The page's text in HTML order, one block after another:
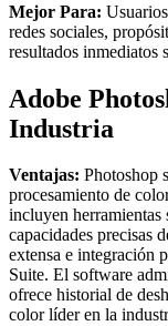
Mejor Para:
redes sociales,
resultados inmediatos
Adobe
Industria
Ventajas: Photoshop
procesamiento de
incluyen herramientas
capacidades precisas
extensa e integración
Suite. El software
ofrece historial de
color líder en la